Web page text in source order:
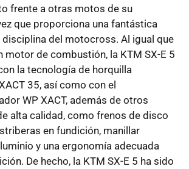
frente a otras motos de su
que proporciona una fantástica
disciplina del motocross. Al igual que
motor de combustión, la KTM SX-E 5
la tecnología de horquilla
35, así como con el
WP XACT, además de otros
alta calidad, como frenos de disco
en fundición, manillar
y una ergonomía adecuada
De hecho, la KTM SX-E 5 ha sido